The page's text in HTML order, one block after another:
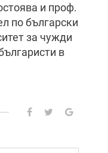
и проф.
по български
за чужди
в